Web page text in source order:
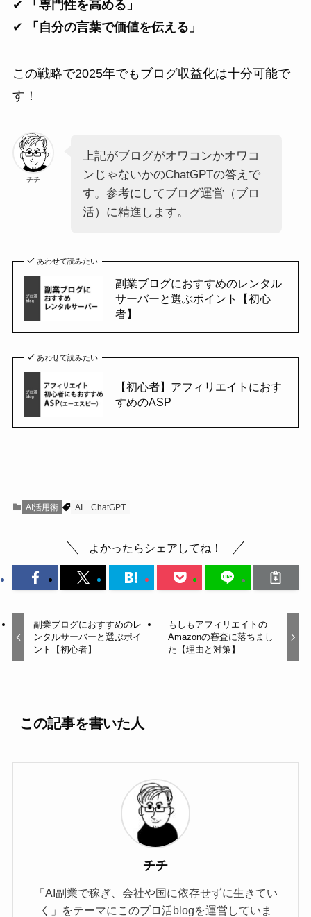
✔
「専門性を高める」
✔
「自分の言葉で価値を伝える」
この戦略で2025年でもブログ収益化は十分可能で
す！
チチ
上記がブログがオワコンかオワコ
ンじゃないかのChatGPTの答えで
す。参考にしてブログ運営（ブロ
活）に精進します。
あわせて読みたい
副業ブログにおすすめのレンタル
サーバーと選ぶポイント【初心
者】
あわせて読みたい
【初心者】アフィリエイトにおす
すめのASP
AI活用術 AI ChatGPT
よかったらシェアしてね！
副業ブログにおすすめのレ
ンタルサーバーと選ぶポイ
ント【初心者】
もしもアフィリエイトの
Amazonの審査に落ちまし
た【理由と対策】
この記事を書いた人
チチ
「AI副業で稼ぎ、会社や国に依存せずに生きてい
く」をテーマにこのブロ活blogを運営していま